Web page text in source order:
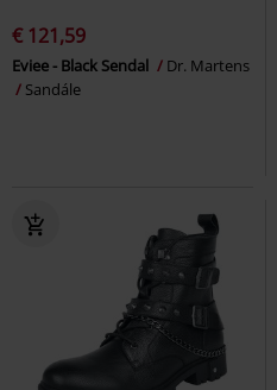
€ 121,59
Eviee - Black Sendal
Dr. Martens
Sandále